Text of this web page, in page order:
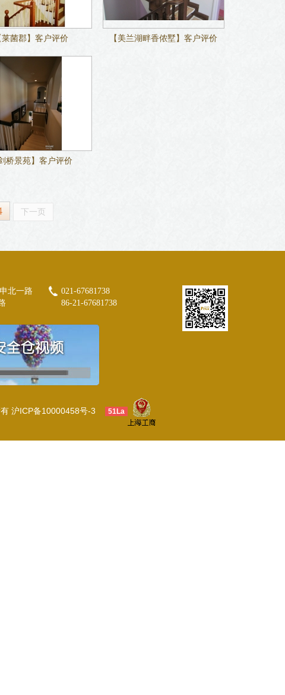
莱菌郡】客户评价 【美兰湖畔香侬墅】客户评价
剑桥景苑】客户评价
下一页
北一路
021-67681738
86-21-67681738
沪ICP备10000458号-3 51La